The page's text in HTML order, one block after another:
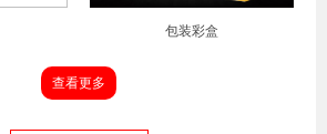
包装彩盒
查看更多